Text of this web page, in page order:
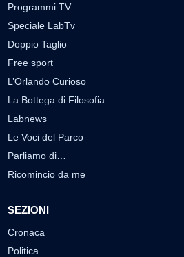
Programmi TV
Speciale LabTv
Doppio Taglio
Free sport
L’Orlando Curioso
La Bottega di Filosofia
Labnews
Le Voci del Parco
Parliamo di…
Ricomincio da me
SEZIONI
Cronaca
Politica